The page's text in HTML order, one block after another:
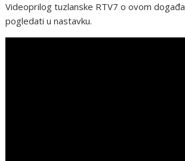
Videoprilog tuzlanske RTV7 o ovom
pogledati u nastavku.